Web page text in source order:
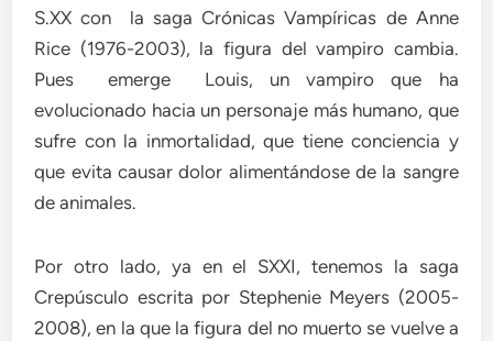
S.XX con la saga Crónicas Vampíricas de Anne
Rice (1976-2003), la figura del vampiro cambia.
Pues emerge Louis, un vampiro que ha
evolucionado hacia un personaje más humano, que
sufre con la inmortalidad, que tiene conciencia y
que evita causar dolor alimentándose de la sangre
de animales.
Por otro lado, ya en el SXXI, tenemos la saga
Crepúsculo escrita por Stephenie Meyers (2005-
2008), en la que la figura del no muerto se vuelve a